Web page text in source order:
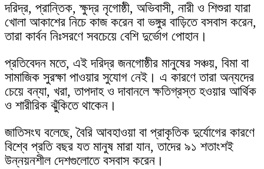
দরিদ্র, প্রান্তিক, ক্ষুদ্র নৃগোষ্ঠী, অভিবাসী, নারী ও শিশুরা যারা
খোলা আকাশের নিচে কাজ করেন বা ভঙ্গুর বাড়িতে বসবাস করেন,
তারা কার্বন নিঃসরণে সবচেয়ে বেশি দুর্ভোগ পোহান।
প্রতিবেদন মতে, এই দরিদ্র জনগোষ্ঠীর মানুষের সঞ্চয়, বিমা বা
সামাজিক সুরক্ষা পাওয়ার সুযোগ নেই। এ কারণে তারা অন্যদের
চেয়ে বন্যা, খরা, তাপদাহ ও দাবানলে ক্ষতিগ্রস্ত হওয়ার আর্থিক
ও শারীরিক ঝুঁকিতে থাকেন।
জাতিসংঘ বলেছে, বৈরি আবহাওয়া বা প্রাকৃতিক দুর্যোগের কারণে
বিশ্বে প্রতি বছর যত মানুষ মারা যান, তাদের ৯১ শতাংশই
উন্নয়নশীল দেশগুলোতে বসবাস করেন।